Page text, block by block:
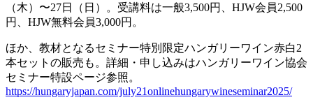
（木）〜27日（日）。受講料は一般3,500円、HJW会員2,500
円、HJW無料会員3,000円。
ほか、教材となるセミナー特別限定ハンガリーワイン赤白2
本セットの販売も。詳細・申し込みはハンガリーワイン協会
セミナー特設ページ参照。
https://hungaryjapan.com/july21onlinehungarywineseminar2025/